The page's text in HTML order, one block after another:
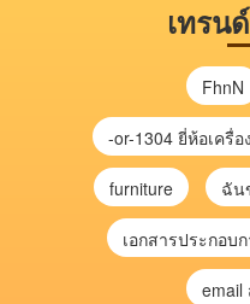
เทรน
FhnN
furniture